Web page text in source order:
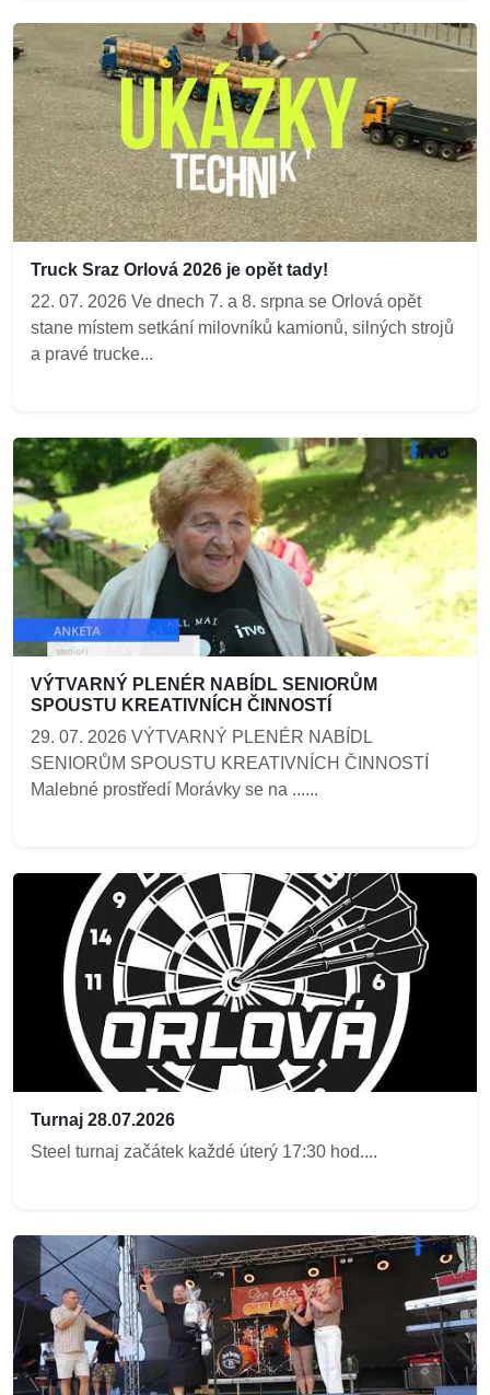
Truck Sraz Orlová 2026 je opět tady!
22. 07. 2026 Ve dnech 7. a 8. srpna se Orlová opět
stane místem setkání milovníků kamionů, silných strojů
a pravé trucke...
VÝTVARNÝ PLENÉR NABÍDL SENIORŮM
SPOUSTU KREATIVNÍCH ČINNOSTÍ
29. 07. 2026 VÝTVARNÝ PLENÉR NABÍDL
SENIORŮM SPOUSTU KREATIVNÍCH ČINNOSTÍ
Malebné prostředí Morávky se na ......
Turnaj 28.07.2026
Steel turnaj začátek každé úterý 17:30 hod....